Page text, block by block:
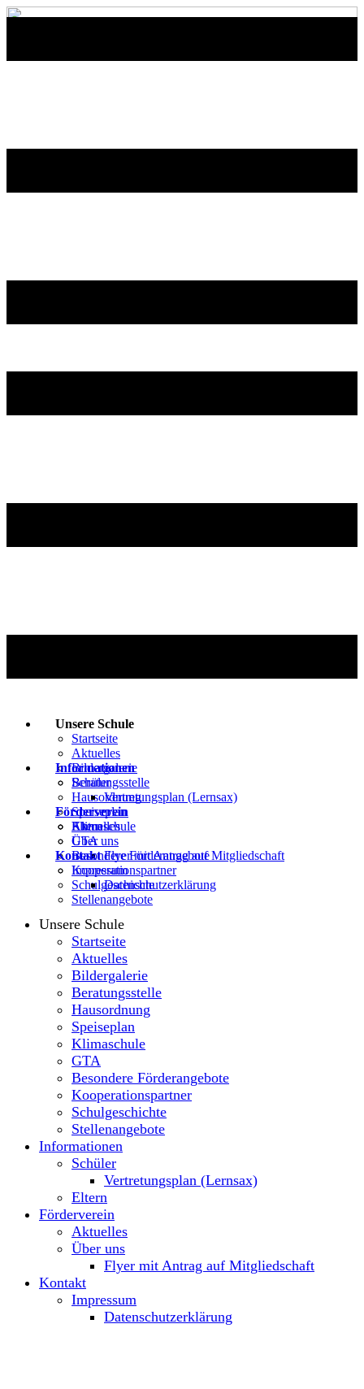
Unsere Schule
Startseite
Aktuelles
Bildergalerie
Beratungsstelle
Hausordnung
Speiseplan
Klimaschule
GTA
Besondere Förderangebote
Kooperationspartner
Schulgeschichte
Stellenangebote
Informationen
Schüler
Vertretungsplan (Lernsax)
Eltern
Förderverein
Aktuelles
Über uns
Flyer mit Antrag auf Mitgliedschaft
Kontakt
Impressum
Datenschutzerklärung
Unsere Schule
Startseite
Aktuelles
Bildergalerie
Beratungsstelle
Hausordnung
Speiseplan
Klimaschule
GTA
Besondere Förderangebote
Kooperationspartner
Schulgeschichte
Stellenangebote
Informationen
Schüler
Vertretungsplan (Lernsax)
Eltern
Förderverein
Aktuelles
Über uns
Flyer mit Antrag auf Mitgliedschaft
Kontakt
Impressum
Datenschutzerklärung